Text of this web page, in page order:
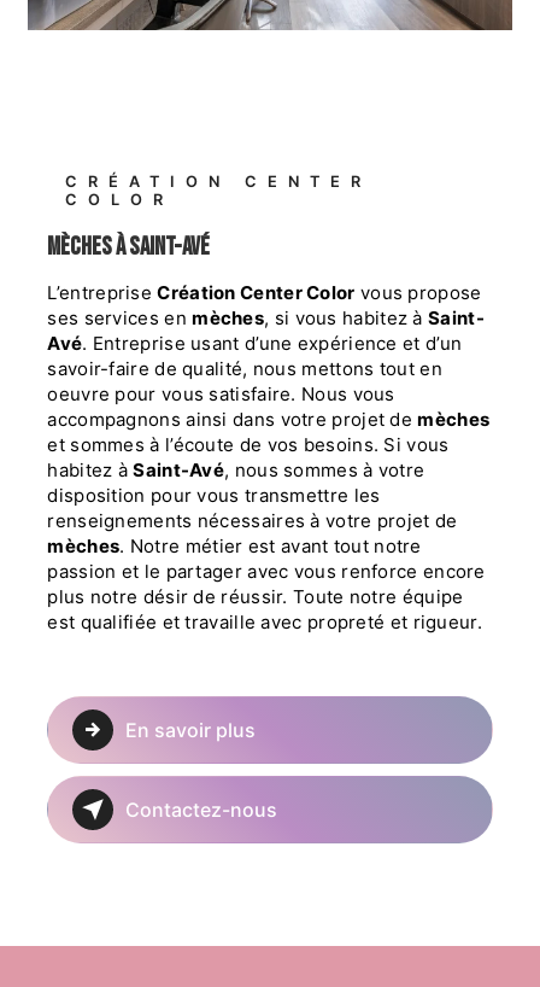
CRÉATION CENTER
COLOR
mèches à Saint-Avé
L’entrepriseCréation Center Color vous propose
ses services enmèches, si vous habitez àSaint-
Avé. Entreprise usant d’une expérience et d’un
savoir-faire de qualité, nous mettons tout en
oeuvre pour vous satisfaire. Nous vous
accompagnons ainsi dans votre projet demèches
et sommes à l’écoute de vos besoins. Si vous
habitez àSaint-Avé, nous sommes à votre
disposition pour vous transmettre les
renseignements nécessaires à votre projet de
mèches. Notre métier est avant tout notre
passion et le partager avec vous renforce encore
plus notre désir de réussir. Toute notre équipe
est qualifiée et travaille avec propreté et rigueur.
En savoir plus
Contactez-nous